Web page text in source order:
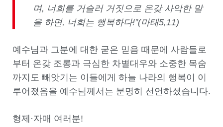
며, 너희를 거슬러 거짓으로 온갖 사악한 말
을 하면, 너희는 행복하다!”(마태5,11)
예수님과 그분에 대한 굳은 믿음 때문에 사람들로
부터 온갖 조롱과 극심한 차별대우와 소중한 목숨
까지도 빼앗기는 이들에게 하늘 나라의 행복이 이
루어졌음을 예수님께서는 분명히 선언하셨습니다.
형제·자매 여러분!